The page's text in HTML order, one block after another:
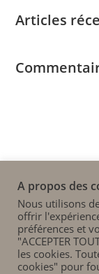
Articles
A propos des
Nous utilisons
offrir
préférences et
"ACCEPTER
les cookies.
cookies" pour